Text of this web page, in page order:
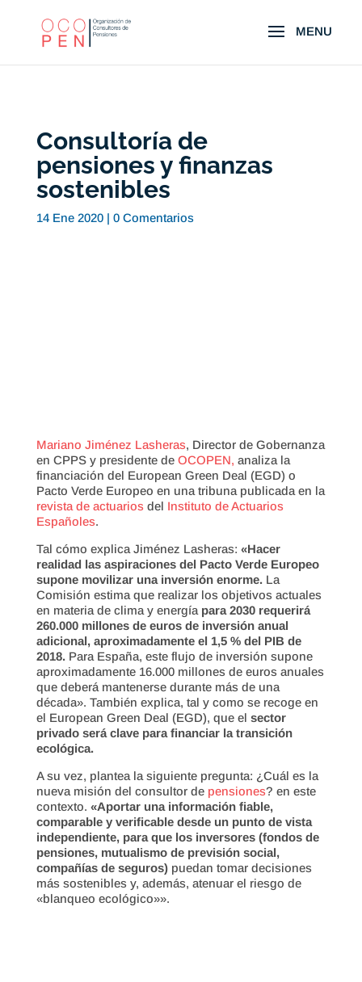
Consultoría de
pensiones y finanzas
sostenibles
14 Ene 2020| 0 Comentarios
Mariano Jiménez Lasheras, Director de Gobernanza
en CPPS y presidente de OCOPEN, analiza la
financiación del European Green Deal (EGD) o
Pacto Verde Europeo en una tribuna publicada en la
revista de actuariosdel Instituto de Actuarios
Españoles.
Tal cómo explica Jiménez Lasheras: «Hacer
realidad las aspiraciones del Pacto Verde Europeo
supone movilizar una inversión enorme.La
Comisión estima que realizar los objetivos actuales
en materia de clima y energía para 2030 requerirá
260.000 millones de euros de inversión anual
adicional, aproximadamente el 1,5 % del PIB de
2018.Para España, este flujo de inversión supone
aproximadamente 16.000 millones de euros anuales
que deberá mantenerse durante más de una
década». También explica, tal y como se recoge en
el European Green Deal (EGD), que el sector
privado será clave para financiar la transición
ecológica.
A su vez, plantea la siguiente pregunta: ¿Cuál es la
nueva misión del consultor de pensiones? en este
contexto. «Aportar una información fiable,
comparable y verificable desde un punto de vista
independiente, para que los inversores (fondos de
pensiones, mutualismo de previsión social,
compañías de seguros)puedan tomar decisiones
más sostenibles y, además, atenuar el riesgo de
«blanqueo ecológico»».